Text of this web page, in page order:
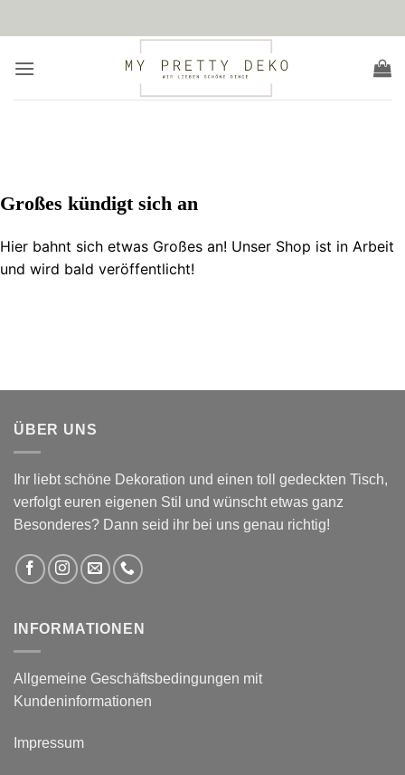
Inhalt
Großes kündigt sich an
Hier bahnt sich etwas Großes an! Unser Shop ist in Arbeit
und wird bald veröffentlicht!
ÜBER UNS
Ihr liebt schöne Dekoration und einen toll gedeckten Tisch,
verfolgt euren eigenen Stil und wünscht etwas ganz
Besonderes? Dann seid ihr bei uns genau richtig!
INFORMATIONEN
Allgemeine Geschäftsbedingungen mit
Kundeninformationen
Impressum